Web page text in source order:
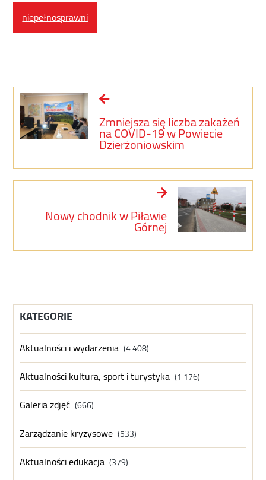
niepełnosprawni
Zmniejsza się liczba zakażeń
na COVID-19 w Powiecie
Dzierżoniowskim
Nowy chodnik w Piławie
Górnej
KATEGORIE
Aktualności i wydarzenia (4 408)
Aktualności kultura, sport i turystyka (1 176)
Galeria zdjęć (666)
Zarządzanie kryzysowe (533)
Aktualności edukacja (379)